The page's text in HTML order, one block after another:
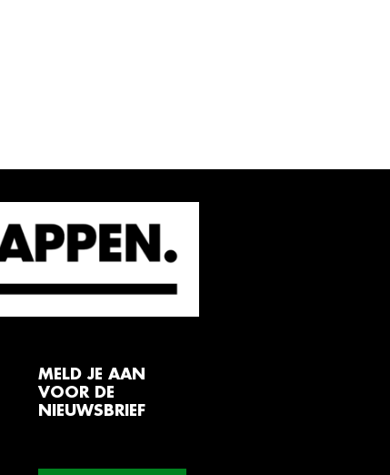
MELD JE AAN
VOOR DE
NIEUWSBRIEF